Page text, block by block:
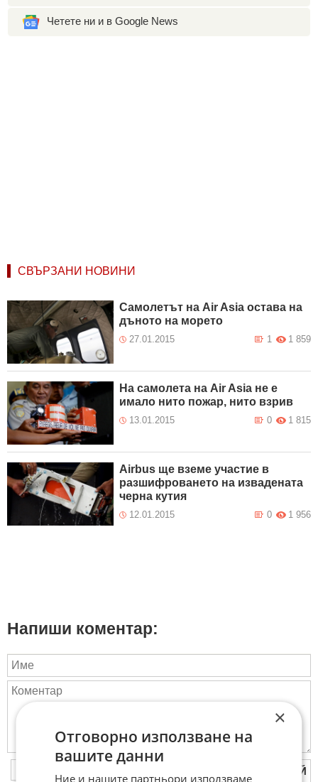
Четете ни и в Google News
СВЪРЗАНИ НОВИНИ
Самолетът на Air Asia остава на
дъното на морето
27.01.2015 1 859
1
На самолета на Air Asia не е
имало нито пожар, нито взрив
13.01.2015 1 815
0
Airbus ще вземе участие в
разшифроването на извадената
черна кутия
12.01.2015 1 956
0
Напиши коментар:
ПУБЛИКУВАЙ
×
Отговорно използване на
вашите данни
Ние и нашите партньори използваме